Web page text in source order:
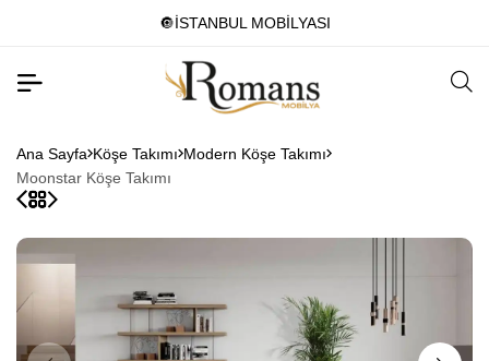
🔘İSTANBUL MOBİLYASI
Ana Sayfa Köşe Takımı Modern Köşe Takımı
Moonstar Köşe Takımı